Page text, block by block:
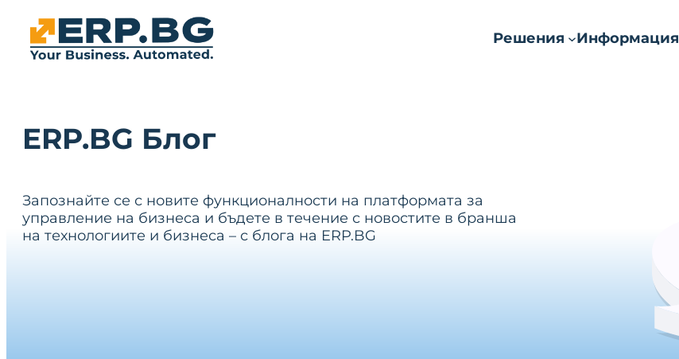
Решения Информация
ERP.BG Блог
Запознайте се с новите функционалности на платформата за
управление на бизнеса и бъдете в течение с новостите в бранша
на технологиите и бизнеса – с блога на ERP.BG